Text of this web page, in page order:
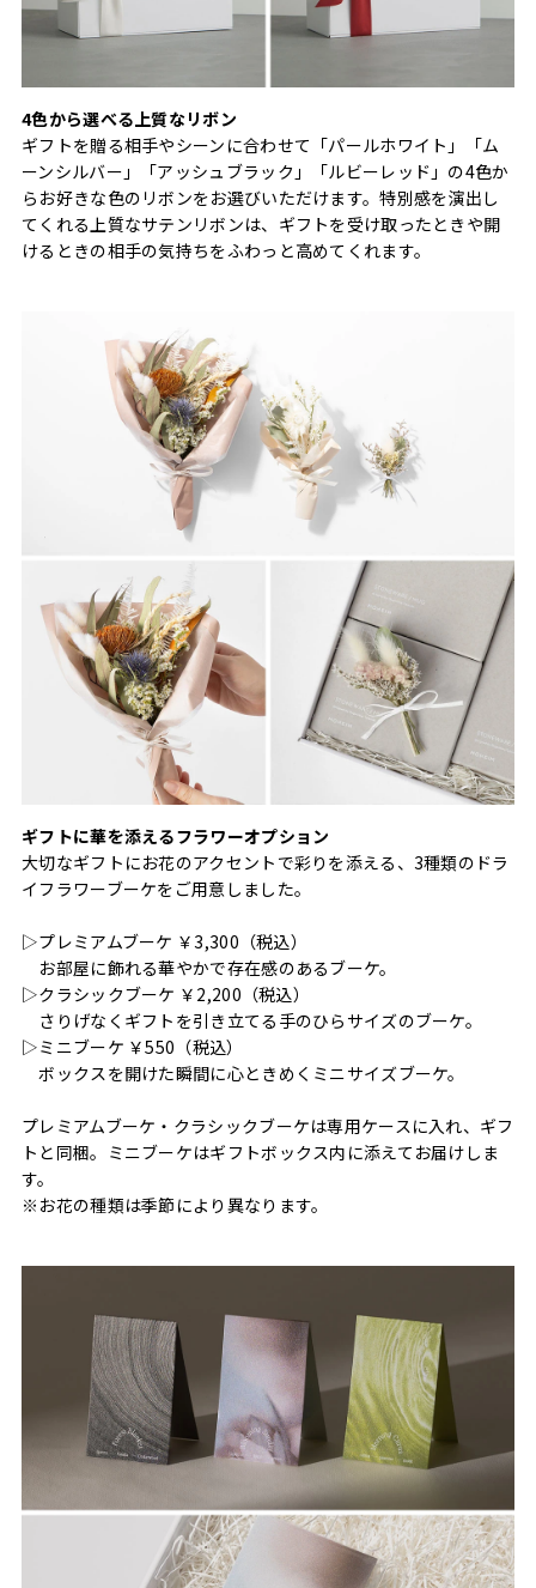
4色から選べる上質なリボン
ギフトを贈る相手やシーンに合わせて「パールホワイト」「ム
ーンシルバー」「アッシュブラック」「ルビーレッド」の4色か
らお好きな色のリボンをお選びいただけます。特別感を演出し
てくれる上質なサテンリボンは、ギフトを受け取ったときや開
けるときの相手の気持ちをふわっと高めてくれます。
ギフトに華を添えるフラワーオプション
大切なギフトにお花のアクセントで彩りを添える、3種類のドラ
イフラワーブーケをご用意しました。
▷プレミアムブーケ ￥3,300（税込）
お部屋に飾れる華やかで存在感のあるブーケ。
▷クラシックブーケ ￥2,200（税込）
さりげなくギフトを引き立てる手のひらサイズのブーケ。
▷ミニブーケ ￥550（税込）
ボックスを開けた瞬間に心ときめくミニサイズブーケ。
プレミアムブーケ・クラシックブーケは専用ケースに入れ、ギフ
トと同梱。ミニブーケはギフトボックス内に添えてお届けしま
す。
※お花の種類は季節により異なります。